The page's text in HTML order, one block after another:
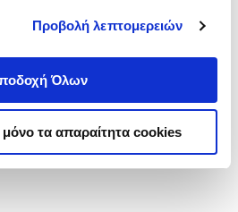
Προβολή λεπτομερειών
Όλων
τα απαραίτητα cookies